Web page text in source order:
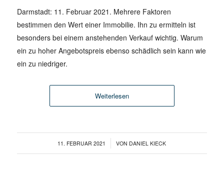
Darmstadt: 11. Februar 2021. Mehrere Faktoren
bestimmen den Wert einer Immobilie. Ihn zu ermitteln ist
besonders bei einem anstehenden Verkauf wichtig. Warum
ein zu hoher Angebotspreis ebenso schädlich sein kann wie
ein zu niedriger.
Weiterlesen
11. FEBRUAR 2021
/ VON DANIEL KIECK